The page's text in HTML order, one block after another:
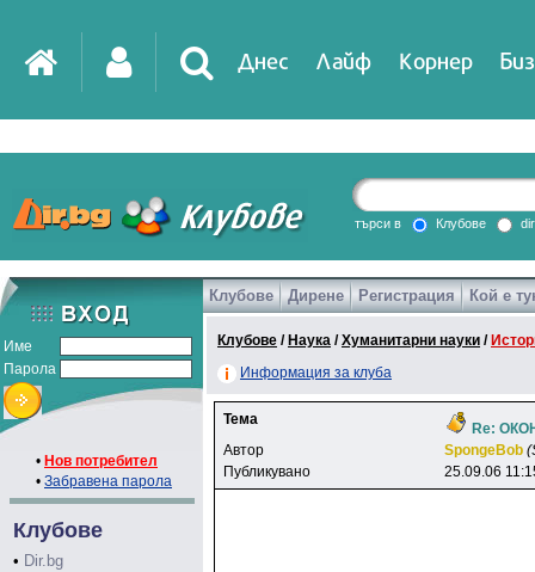
Днес Лайф Корнер
DirTV Impressio
Games
търси в Клубове
Име
Парола
• Нов потребител
• Забравена парола
Клубове
• Dir.bg
Клубове Дирене Регистрация Кой е
Клубове / Наука /Хуманитарни науки /
Информация за клуба
Тема
Re:
Автор
SpongeBob
Публикувано
25.09.06